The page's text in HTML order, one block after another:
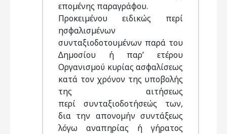
εποµένης παραγράφου.
Προκειµένου ειδικώς περί
ησφαλισµένων
συνταξιοδοτουµένων παρά του
∆ηµοσίου ή παρ’ ετέρου
Οργανισµού κυρίας ασφαλίσεως
κατά τον χρόνον της υποβολής
της αιτήσεως
περί συνταξιοδοτήσεώς των,
δια την απονοµήν συντάξεως
λόγω αναπηρίας ή γήρατος